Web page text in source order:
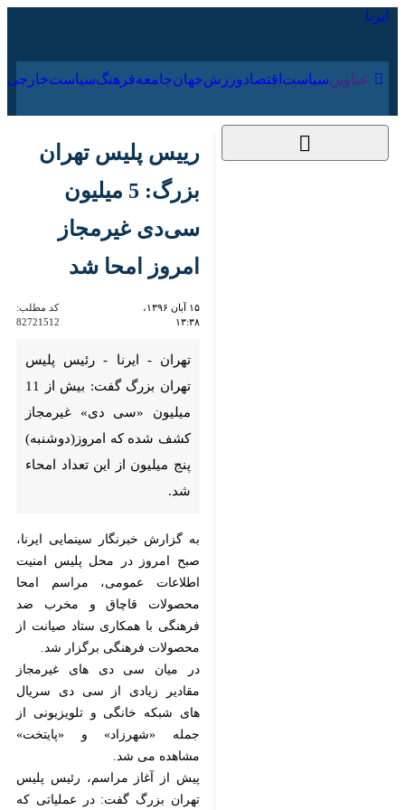
عناوین‌ سیاست اقتصاد ورزش جهان جامعه فرهنگ
رییس پلیس تهران
بزرگ: 5 میلیون سی‌دی
غیرمجاز امروز امحا شد
۱۵ آبان ۱۳۹۶، ۱۳:۳۸
تهران - ایرنا - رئیس پلیس تهران
«سی دی» غیرمجاز كشف شده كه
امروز(دوشنبه) پنج میلیون از این
تعداد امحاء شد.
به گزارش خبرنگار سینمایی ایرنا، صبح
امروز در محل پلیس امنیت اطلاعات
و مخرب ضد فرهنگی با همكاری ستاد
صیانت از محصولات فرهنگی برگزار
شد.
در میان سی دی های غیرمجاز مقادیر
زیادی از سی دی سریال های شبكه
خانگی و تلویزیونی از جمله «شهرزاد» و
«پایتخت» مشاهده می شد.
پیش از آغاز مراسم، رئیس پلیس تهران
بزرگ گفت: در عملیاتی كه ٤٨ ساعت
گذشته انجام شد، همكاران در پلیس
امنیت بیش از ١١ میلیون سی دی غیر
مجاز و كارتون‌های مبتذل كشف كردند.
سردار حسین رحیمی با بیان اینكه